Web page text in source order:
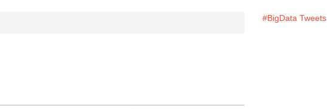
#BigData Tweets